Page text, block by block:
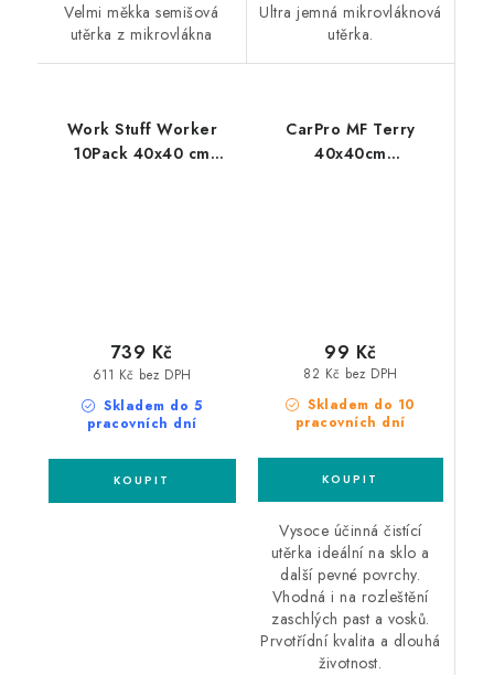
Velmi měkka semišová
utěrka z mikrovlákna
Ultra jemná mikrovláknová
utěrka.
Work Stuff Worker
10Pack 40x40 cm
Skladem do 5
pracovních dní
611 Kč bez DPH
739 Kč
CarPro MF Terry
40x40cm
Skladem do 10
pracovních dní
82 Kč bez DPH
99 Kč
Vysoce účinná čistící
utěrka ideální na sklo a
další pevné povrchy.
Vhodná i na rozleštění
zaschlých past a vosků.
Prvotřídní kvalita a dlouhá
životnost.